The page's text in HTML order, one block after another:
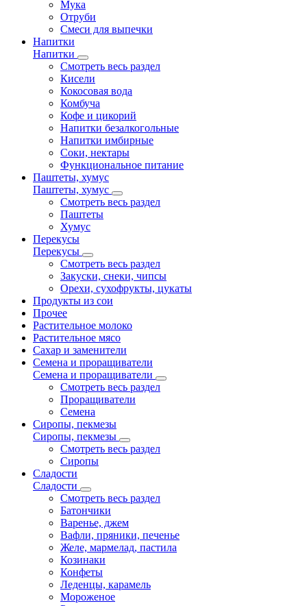
Мука
Отруби
Смеси для выпечки
Напитки
Напитки
Смотреть весь раздел
Кисели
Кокосовая вода
Комбуча
Кофе и цикорий
Напитки безалкогольные
Напитки имбирные
Соки, нектары
Функциональное питание
Паштеты, хумус
Паштеты, хумус
Смотреть весь раздел
Паштеты
Хумус
Перекусы
Перекусы
Смотреть весь раздел
Закуски, снеки, чипсы
Орехи, сухофрукты, цукаты
Продукты из сои
Прочее
Растительное молоко
Растительное мясо
Сахар и заменители
Семена и проращиватели
Семена и проращиватели
Смотреть весь раздел
Проращиватели
Семена
Сиропы, пекмезы
Сиропы, пекмезы
Смотреть весь раздел
Сиропы
Сладости
Сладости
Смотреть весь раздел
Батончики
Варенье, джем
Вафли, пряники, печенье
Желе, мармелад, пастила
Козинаки
Конфеты
Леденцы, карамель
Мороженое